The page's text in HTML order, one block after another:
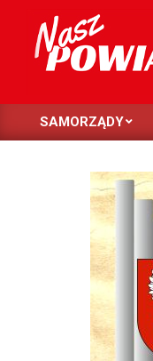
content
NASZ
POWIAT
Primary
SAMORZĄDY